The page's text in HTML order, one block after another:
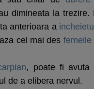
dimineata la trezire.
anterioara a
cel mai des femeile
, poate fi avuta
de a elibera nervul.